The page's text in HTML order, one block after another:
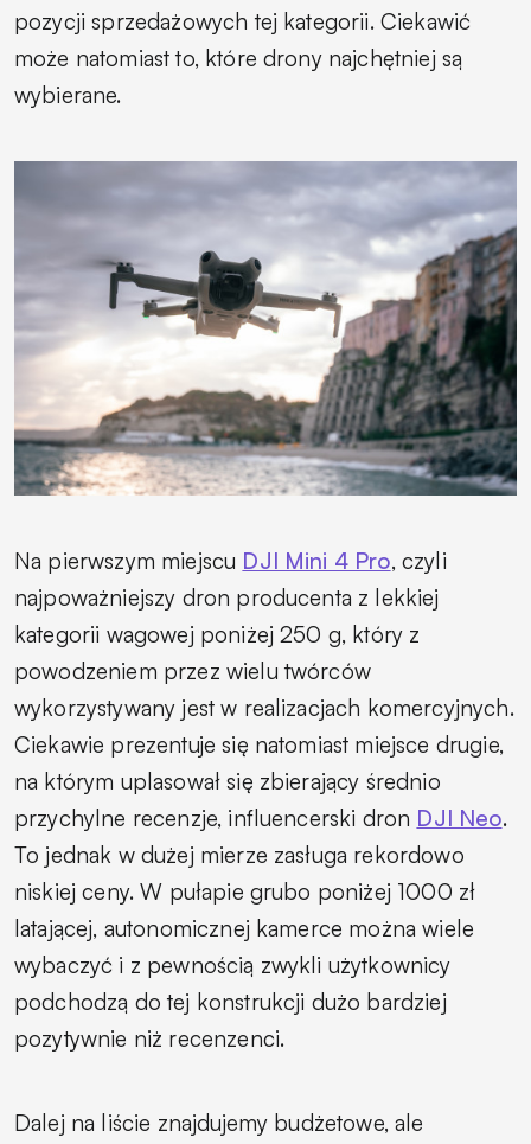
pozycji sprzedażowych tej kategorii. Ciekawić
może natomiast to, które drony najchętniej są
wybierane.
Na pierwszym miejscu DJI Mini 4 Pro, czyli
najpoważniejszy dron producenta z lekkiej
kategorii wagowej poniżej 250 g, który z
powodzeniem przez wielu twórców
wykorzystywany jest w realizacjach komercyjnych.
Ciekawie prezentuje się natomiast miejsce drugie,
na którym uplasował się zbierający średnio
przychylne recenzje, influencerski dron DJI Neo.
To jednak w dużej mierze zasługa rekordowo
niskiej ceny. W pułapie grubo poniżej 1000 zł
latającej, autonomicznej kamerce można wiele
wybaczyć i z pewnością zwykli użytkownicy
podchodzą do tej konstrukcji dużo bardziej
pozytywnie niż recenzenci.
Dalej na liście znajdujemy budżetowe, ale